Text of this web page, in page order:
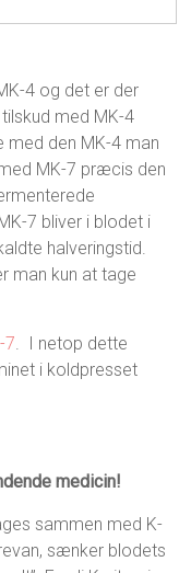
4 og det er der
med MK-4
med den MK-4 man
MK-7 præcis den
7 bliver i blodet i
halveringstid.
man kun at tage
7. I netop dette
i koldpresset
medicin!
sammen med K-
sænker blodets